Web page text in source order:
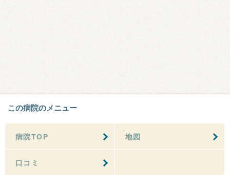
この病院のメニュー
病院TOP 地図
口コミ